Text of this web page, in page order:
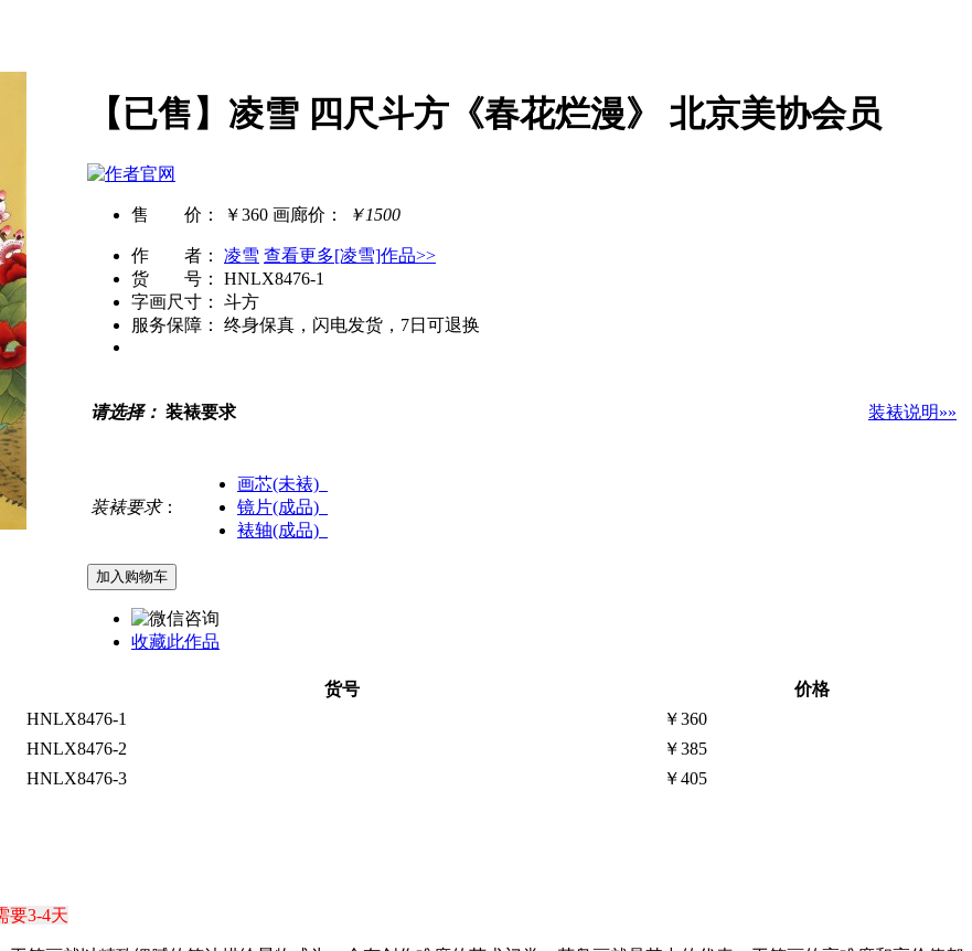
【已售】凌雪 四尺斗方《春花烂漫》 北京美协会员
售 价： ￥360 画廊价： ￥1500
作 者： 凌雪 查看更多[凌雪]作品>>
货 号： HNLX8476-1
字画尺寸：
斗方
服务保障：
终身保真，闪电发货，7日可退换
请选择： 装裱要求 装裱说明»»
装裱要求：
画芯(未裱)
镜片(成品)
裱轴(成品)
收藏此作品
货号
价格
HNLX8476-1
￥360
HNLX8476-2
￥385
HNLX8476-3 ￥405
要3-4天